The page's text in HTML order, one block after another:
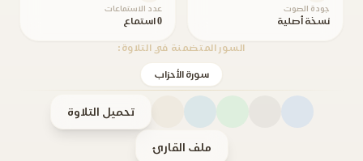
جودة الصوت
نسخة أصلية
عدد الاستماعات
0 استماع
السور المتضمنة في التلاوة:
سورة الأحزاب
تحميل التلاوة
ملف القارئ